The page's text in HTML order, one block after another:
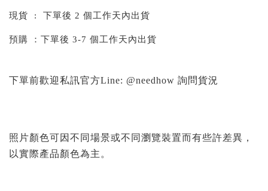
現貨 : 下單後 2 個工作天內出貨
預購 ：下單後 3-7 個工作天內出貨
下單前歡迎私訊官方Line: @needhow 詢問貨況
照片顏色可因不同場景或不同瀏覽裝置而有些許差異，
以實際產品顏色為主。